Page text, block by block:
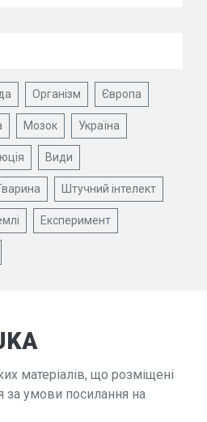
Організм Європа
Мозок Україна
Види
Штучний інтелект
Експеримент
матеріалів, що розміщені
за умови посилання на